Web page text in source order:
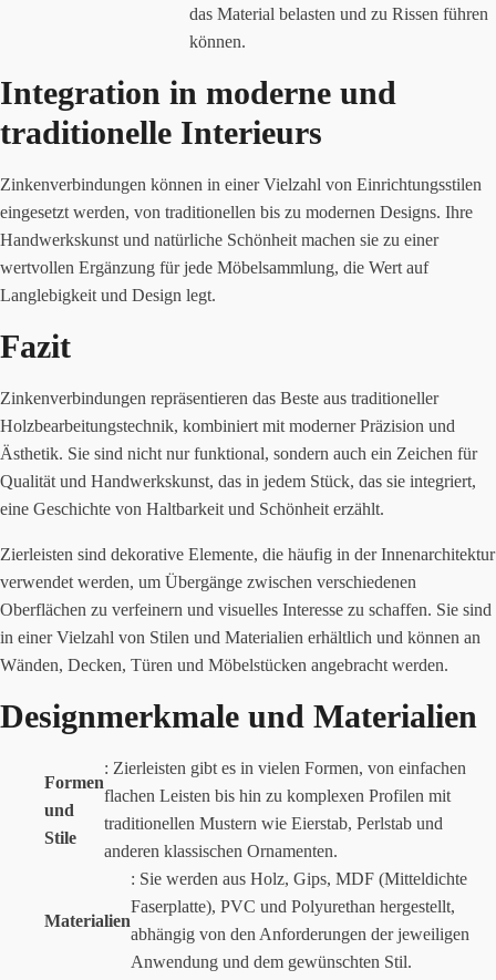
das Material belasten und zu Rissen führen
können.
Integration in moderne und
traditionelle Interieurs
Zinkenverbindungen können in einer Vielzahl von Einrichtungsstilen
eingesetzt werden, von traditionellen bis zu modernen Designs. Ihre
Handwerkskunst und natürliche Schönheit machen sie zu einer
wertvollen Ergänzung für jede Möbelsammlung, die Wert auf
Langlebigkeit und Design legt.
Fazit
Zinkenverbindungen repräsentieren das Beste aus traditioneller
Holzbearbeitungstechnik, kombiniert mit moderner Präzision und
Ästhetik. Sie sind nicht nur funktional, sondern auch ein Zeichen für
Qualität und Handwerkskunst, das in jedem Stück, das sie integriert,
eine Geschichte von Haltbarkeit und Schönheit erzählt.
Zierleisten sind dekorative Elemente, die häufig in der Innenarchitektur
verwendet werden, um Übergänge zwischen verschiedenen
Oberflächen zu verfeinern und visuelles Interesse zu schaffen. Sie sind
in einer Vielzahl von Stilen und Materialien erhältlich und können an
Wänden, Decken, Türen und Möbelstücken angebracht werden.
Designmerkmale und Materialien
Formen
und
Stile
: Zierleisten gibt es in vielen Formen, von einfachen
flachen Leisten bis hin zu komplexen Profilen mit
traditionellen Mustern wie Eierstab, Perlstab und
anderen klassischen Ornamenten.
Materialien
: Sie werden aus Holz, Gips, MDF (Mitteldichte
Faserplatte), PVC und Polyurethan hergestellt,
abhängig von den Anforderungen der jeweiligen
Anwendung und dem gewünschten Stil.